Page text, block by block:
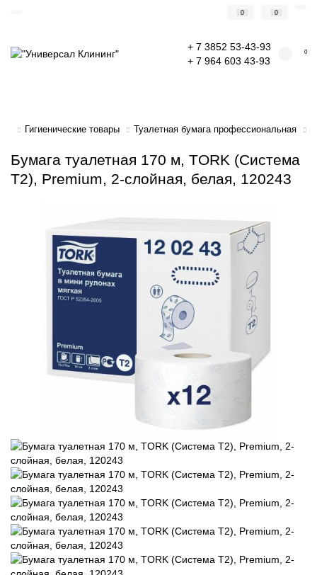
0 0
+ 7 3852 53-43-93
+ 7 964 603 43-93
0
Гигиенические товары Туалетная бумага профессиональная
Бумага туалетная 170 м, TORK (Система
Т2), Premium, 2-слойная, белая, 120243